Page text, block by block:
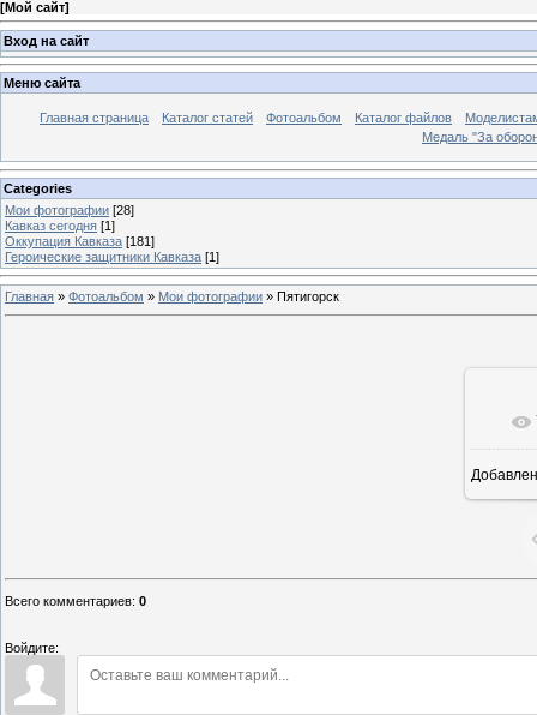
[Мой сайт]
Вход на сайт
Меню сайта
Главная страница Каталог статей Фотоальбом Каталог файлов
Медаль "За
Categories
Мои фотографии [28]
Кавказ сегодня [1]
Оккупация Кавказа [181]
Героические защитники Кавказа [1]
Главная » Фотоальбом » Мои фотографии » Пятигорск
Всего комментариев: 0
Войдите: